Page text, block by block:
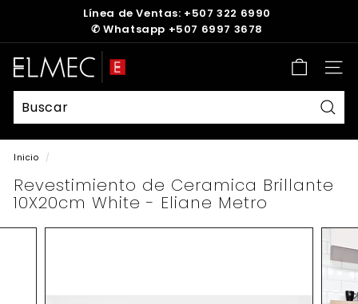
diapositivas
pausa
Línea de Ventas: +507 322 6990
✆ Whatsapp +507 6997 3678
E
L
M
E
C
Inicio /
Revestimiento de Ceramica Brillante
10X20cm White - Eliane Metro